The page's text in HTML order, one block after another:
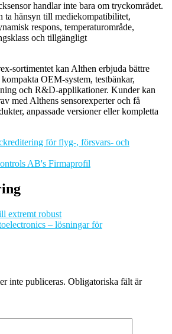
handlar inte bara om tryckområdet.
ta hänsyn till mediekompatibilitet,
respons, temperaturområde,
och tillgängligt
sortimentet kan Althen erbjuda bättre
OEM-system, testbänkar,
och R&D-applikationer. Kunder kan
med Althens sensorexperter och få
anpassade versioner eller kompletta
för flyg-, försvars- och
AB's Firmaprofil
extremt robust
– lösningar för
inte publiceras. Obligatoriska fält är